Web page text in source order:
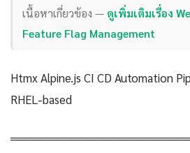
เนื้อหาเกี่ยวข้อง — ดูเพิ่มเติมเรื่อง
Feature Flag Management
Htmx Alpine.js CI CD Automation
RHEL-based